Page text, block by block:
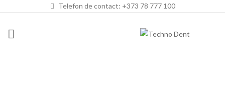
Telefon de contact: +373 78 777 100